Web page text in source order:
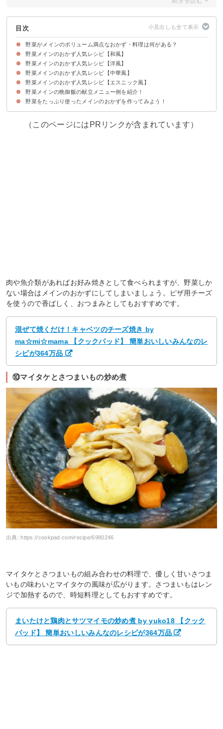
目次
野菜がメインのボリューム満点なおかず・料理は何がある？
野菜メインのおかず人気レシピ【和風】
①豚バラと根菜のさっぱり鍋
②野菜のみの天ぷら【野菜だけ】
③蓮根とベーコンの柚子胡椒炒め
④和食の定番筑前煮
⑤魚が主菜のもう一品に厚揚げとなすの甘辛炒め
⑥ご飯に合うじゃがいもの麺つゆ煮
⑦お弁当にもおすすめのかぼちゃのチーズコロッケ
⑧かぶのフライ【野菜だけ】
⑨野菜しかない時のキャベツのチーズ焼き
⑩マイタケとさつまいもの炒め煮
⑪さつまいもとマイタケのクリームコロッケ
⑫秋野菜の甘酢炒め【野菜だけ】
⑬里芋といかの煮物
⑭揚げ里芋の唐揚げ
⑮たけのことチンゲン菜の焼きびたし
⑯ナスとエリンギの麺つゆ炒め
⑰大根ステーキ
野菜メインのおかず人気レシピ【洋風】
①鶏肉と野菜のぎゅうぎゅう焼き
②子供が喜ぶ野菜たっぷりグラタン
③朝食にもおすすめのキッシュ
④エビと夏野菜のソテー
⑤じゃがいものガレット【野菜だけ】
⑥なすのカレー重ね焼き
⑦野菜たっぷりのラタトゥイユ【野菜だけ】
⑧レンジとフライパンで作る春キャベツのステーキ
⑨洋食風の揚げびたし【野菜だけ】
⑩華やかな野菜の白ワイン煮【野菜だけ】
⑪夏野菜の塩中華炒め
⑫夏野菜と高野豆腐の洋風炒め
⑬洋風おでん
⑭ズッキーニとじゃがいものチーズ焼き
⑮アスパラと蓮根のレモン炒め
⑯野菜のアヒージョ
⑰スパニッシュオムレツ
⑱アボカドとじゃがいものトマトクリームグラタン
野菜メインのおかず人気レシピ【中華風】
①春巻き
②餃子
③八宝菜
④中華風カポナータ【野菜だけ】
⑤野菜味噌炒め
⑥ブロッコリーと卵の炒めもの
⑦中華風温野菜サラダ
⑧チンゲン菜としめじの中華炒め【野菜だけ】
野菜メインのおかず人気レシピ【エスニック風】
①生春巻き
②さつまいものサモサ【野菜だけ】
③厚揚げとピーマンのエスニック炒め
④スパイシーエスニック炒め【野菜だけ】
⑤ヘルシーなとうもろこしとアスパラのエスニック煮
⑥シンガポール風ビーフン
⑦エスニック風温野菜サラダ
野菜メインの晩御飯の献立メニュー例を紹介！
献立メニュー例①〜夏におすすめの簡単に済ませたい時の晩御飯〜
献立メニュー例②〜ダイエット中にお腹いっぱい食べられる夕飯〜
献立メニュー例③〜野菜だけでも満足できるひと工夫〜
野菜をたっぷり使ったメインのおかずを作ってみよう！
（このページにはPRリンクが含まれています）
肉や魚介類があればお好み焼きとして食べられますが、野菜しか
ない場合はメインのおかずにしてしまいましょう。ピザ用チーズ
を使うので香ばしく、おつまみとしてもおすすめです。
混ぜて焼くだけ！キャベツのチーズ焼き by
ma☆mi☆mama 【クックパッド】 簡単おいしいみんなのレ
シピが364万品
⑩マイタケとさつまいもの炒め煮
出典:https://cookpad.com/recipe/6980246
マイタケとさつまいもの組み合わせの料理で、優しく甘いさつま
いもの味わいとマイタケの風味が広がります。さつまいもはレン
ジで加熱するので、時短料理としてもおすすめです。
まいたけと鶏肉とサツマイモの炒め煮 by yuko18 【クック
パッド】 簡単おいしいみんなのレシピが364万品